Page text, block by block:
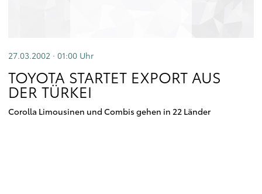
27.03.2002 · 01:00 Uhr
TOYOTA STARTET EXPORT AUS
DER TÜRKEI
Corolla Limousinen und Combis gehen in 22 Länder